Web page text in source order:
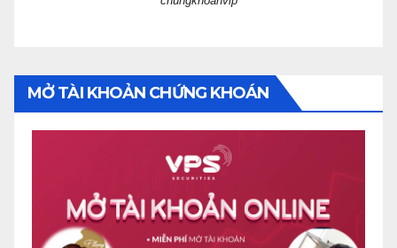
MỞ TÀI KHOẢN CHỨNG KHOÁN